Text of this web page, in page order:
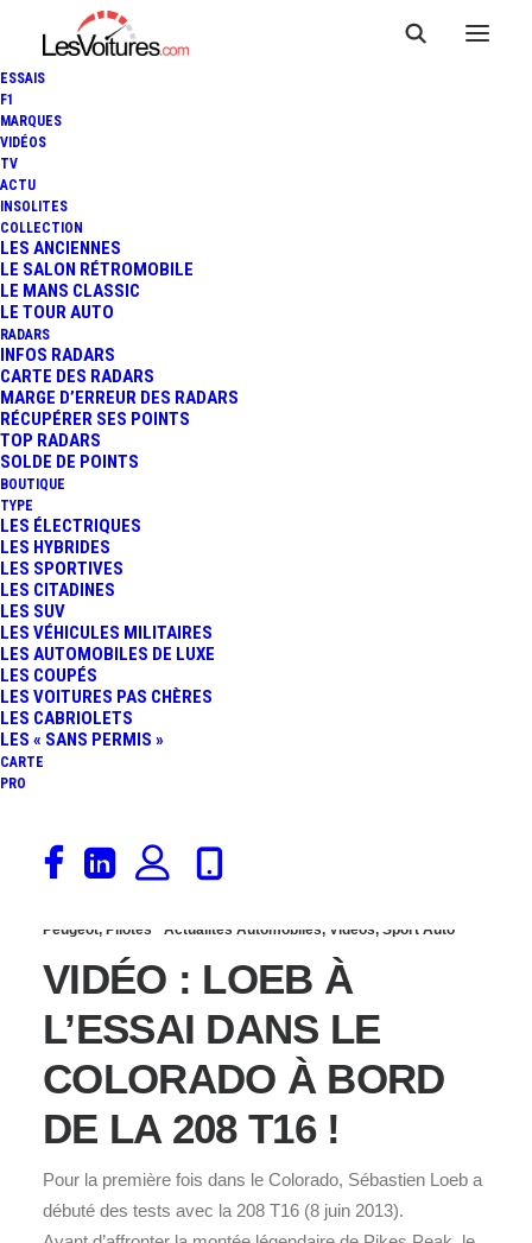
ESSAIS
F1
MARQUES
VIDÉOS
TV
ACTU
INSOLITES
COLLECTION
LES ANCIENNES
LE SALON RÉTROMOBILE
LE MANS CLASSIC
LE TOUR AUTO
RADARS
INFOS RADARS
CARTE DES RADARS
MARGE D’ERREUR DES RADARS
RÉCUPÉRER SES POINTS
TOP RADARS
SOLDE DE POINTS
BOUTIQUE
TYPE
LES ÉLECTRIQUES
LES HYBRIDES
LES SPORTIVES
LES CITADINES
LES SUV
LES VÉHICULES MILITAIRES
LES AUTOMOBILES DE LUXE
LES COUPÉS
LES VOITURES PAS CHÈRES
LES CABRIOLETS
LES « SANS PERMIS »
CARTE
PRO
15 juin 2013
VIDÉO : LA PEUGEOT 208
T16 PIKES PEAK LORS
DE SES PREMIERS
ESSAIS !
Peugeot, Pilotes Actualités Automobiles, Vidéos, Sport Auto
VIDÉO : LOEB À
L’ESSAI DANS LE
COLORADO À BORD
DE LA 208 T16 !
Pour la première fois dans le Colorado, Sébastien Loeb a
débuté des tests avec la 208 T16 (8 juin 2013).